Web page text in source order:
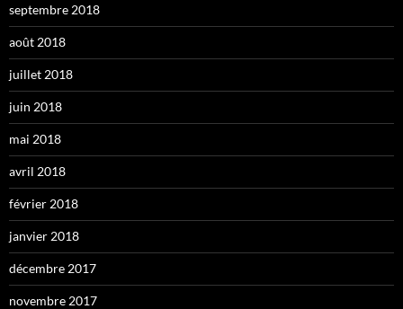
septembre 2018
août 2018
juillet 2018
juin 2018
mai 2018
avril 2018
février 2018
janvier 2018
décembre 2017
novembre 2017